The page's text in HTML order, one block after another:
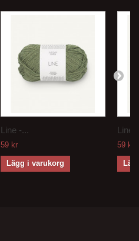
Line -...
59 kr
Lägg i varukorg
Line
59 kr